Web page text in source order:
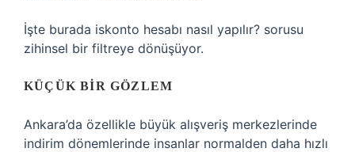
İşte burada iskonto hesabı nasıl yapılır? sorusu
zihinsel bir filtreye dönüşüyor.
KÜÇÜK BIR GÖZLEM
Ankara’da özellikle büyük alışveriş merkezlerinde
indirim dönemlerinde insanlar normalden daha hızlı